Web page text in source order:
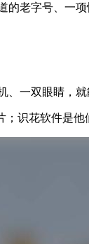
老字号、一
、一双眼睛，
；识花软件是他